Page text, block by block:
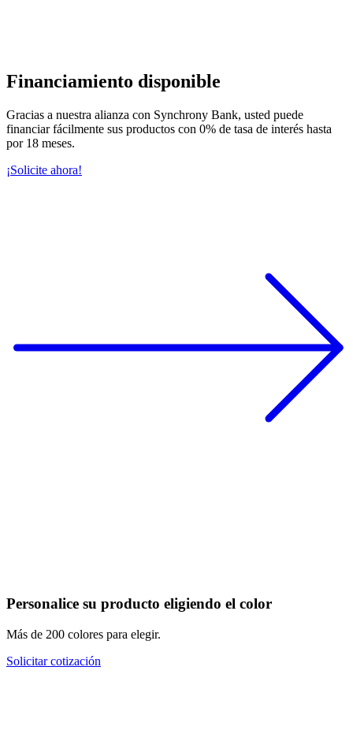
Financiamiento disponible
Gracias a nuestra alianza con Synchrony Bank, usted puede
financiar fácilmente sus productos con 0% de tasa de interés hasta
por 18 meses.
¡Solicite ahora!
Personalice su producto eligiendo el color
Más de 200 colores para elegir.
Solicitar cotización